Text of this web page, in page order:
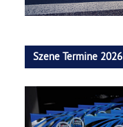
Szene Termine 2026